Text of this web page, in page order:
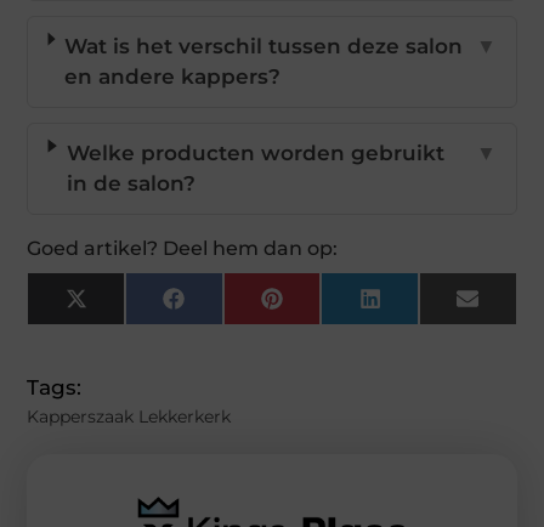
Wat is het verschil tussen deze salon
en andere kappers?
▼
Welke producten worden gebruikt
in de salon?
▼
Goed artikel? Deel hem dan op:
X
(Twitter)
FacebookPinterestLinkedInEmail
Tags:
Kapperszaak Lekkerkerk